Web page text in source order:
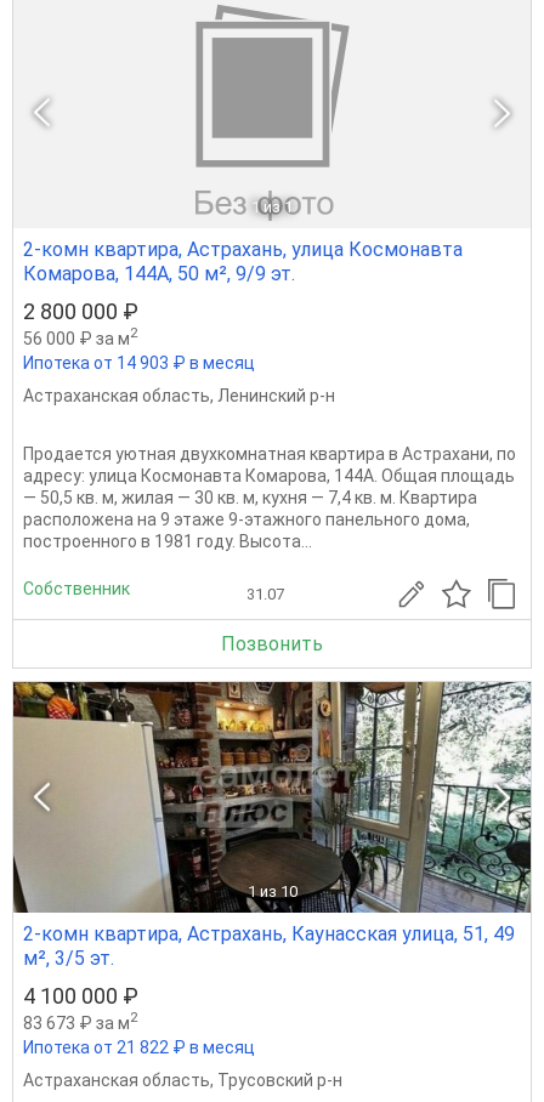
1 из 1
2-комн квартира, Астрахань, улица Космонавта
Комарова, 144А, 50 м², 9/9 эт.
2 800 000 ₽
56 000 ₽ за м2
Ипотека от 14 903 ₽ в месяц
Астраханская область, Ленинский р-н
Продается уютная двухкомнатная квартира в Астрахани, по
адресу: улица Космонавта Комарова, 144А. Общая площадь
— 50,5 кв. м, жилая — 30 кв. м, кухня — 7,4 кв. м. Квартира
расположена на 9 этаже 9-этажного панельного дома,
построенного в 1981 году. Высота...
Собственник 31.07
Позвонить
1 из 10
2-комн квартира, Астрахань, Каунасская улица, 51, 49
м², 3/5 эт.
4 100 000 ₽
83 673 ₽ за м2
Ипотека от 21 822 ₽ в месяц
Астраханская область, Трусовский р-н